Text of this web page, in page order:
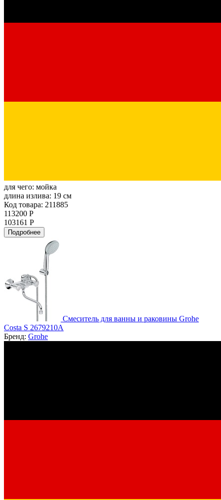
для чего: мойка
длина излива: 19 см
Код товара: 211885
113200 Р
103161 Р
Подробнее
Смеситель для ванны и раковины Grohe
Costa S 2679210A
Бренд: Grohe